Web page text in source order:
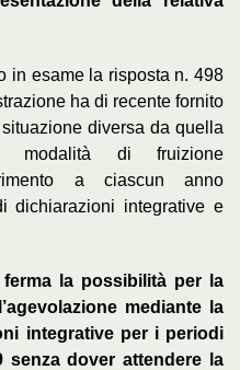
in esame la risposta n. 498
ha di recente fornito
diversa da quella
di fruizione
a ciascun anno
dichiarazioni integrative e
ferma la possibilità per la
mediante la
integrative per i periodi
senza dover attendere la